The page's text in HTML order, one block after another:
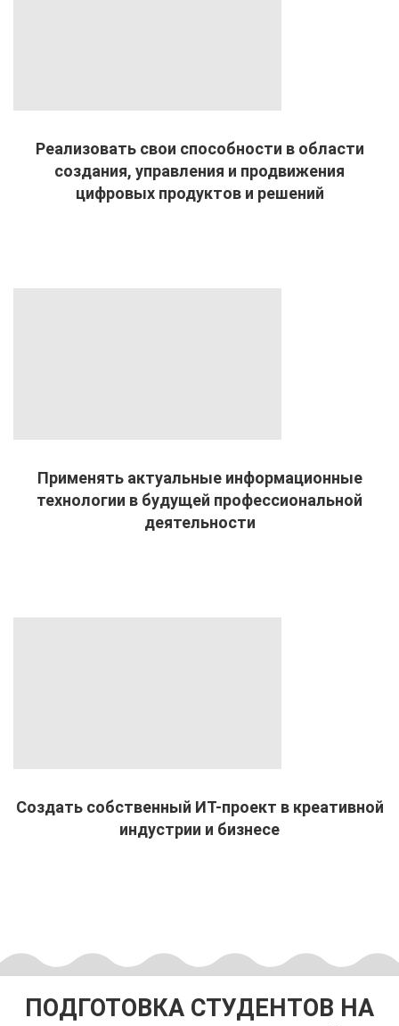
Реализовать свои способности в области
создания, управления и продвижения
цифровых продуктов и решений
Применять актуальные информационные
технологии в будущей профессиональной
деятельности
Создать собственный ИТ-проект в креативной
индустрии и бизнесе
ПОДГОТОВКА СТУДЕНТОВ НА